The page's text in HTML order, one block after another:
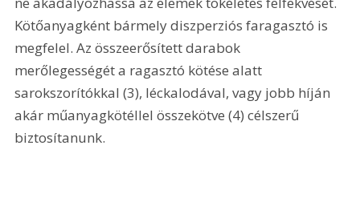
Kötőanyagként bármely diszperziós faragasztó is
megfelel. Az összeerősített darabok
merőlegességét a ragasztó kötése alatt
sarokszorítókkal (3), léckalodával, vagy jobb híján
akár műanyagkötéllel összekötve (4) célszerű
biztosítanunk.